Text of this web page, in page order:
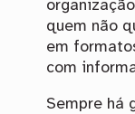
quem não
em
com
Sempre há